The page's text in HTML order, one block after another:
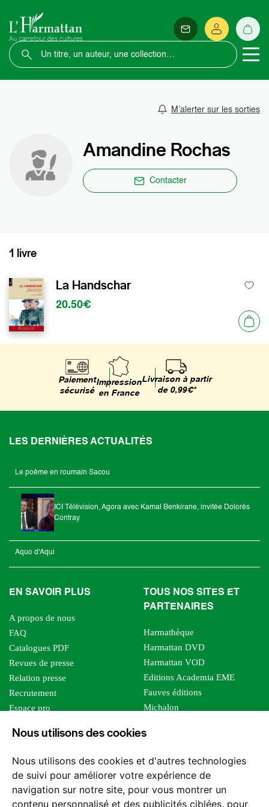
Nous utilisons des cookies
Nous utilisons des cookies et d'autres technologies
de suivi pour améliorer votre expérience de
navigation sur notre site, pour vous montrer un
contenu personnalisé et des publicités ciblées, pour
M’alerter sur les sorties
Amandine Rochas
Contacter
1 livre
La Handschar
20.50€
Paiement
sécurisé
Impression
en France
Livraison à partir
de 0,99€*
LES DERNIÈRES ACTUALITÉS
Le poème en roumain Sacou
ICI Télévision, Agora avec Kamal Benkirane, invitée Dolorès
Contray
Aquo d'Aqui
EN SAVOIR PLUS
A propos de nous
FAQ
Catalogues PDF
Revues de presse
Relation presse
Recrutement
Espace pro
Foreign rights
TOUS NOS SITES ET
PARTENAIRES
Harmathèque
Harmattan DVD
Harmattan VOD
Editions Academia EME
Fauves éditions
Michalon
Editions Sutton
Les impliqués
Tous les éditeurs